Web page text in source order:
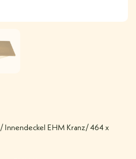
/ Innendeckel EHM Kranz/ 464 x